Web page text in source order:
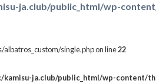
ja.club/public_html/wp-
single.php on line22
kamisu-ja.club/public_html/wp-content/